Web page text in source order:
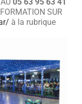
05 63 95 63 41
SUR
à la rubrique